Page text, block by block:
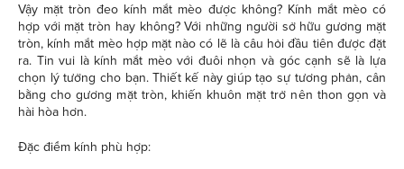
Vậy mặt tròn đeo kính mắt mèo được không? Kính mắt mèo có
hợp với mặt tròn hay không? Với những người sở hữu gương mặt
tròn, kính mắt mèo hợp mặt nào có lẽ là câu hỏi đầu tiên được đặt
ra. Tin vui là kính mắt mèo với đuôi nhọn và góc cạnh sẽ là lựa
chọn lý tưởng cho bạn. Thiết kế này giúp tạo sự tương phản, cân
bằng cho gương mặt tròn, khiến khuôn mặt trở nên thon gọn và
hài hòa hơn.
Đặc điểm kính phù hợp: